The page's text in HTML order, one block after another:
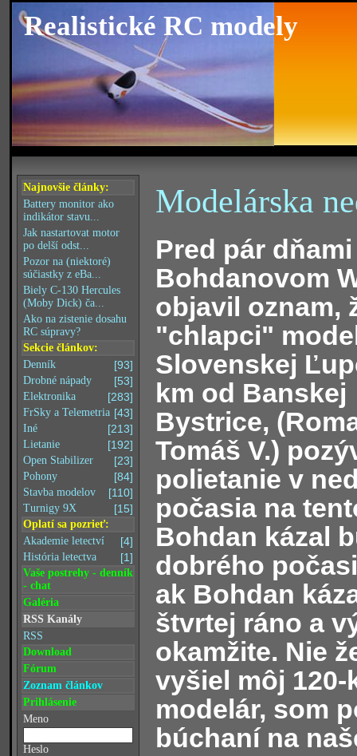
Realistické RC modely
Najnovšie články:
Battery monitor ako
indikátor stavu...
Jak nastartovat motor
po delší odst...
Pozor na (niektoré)
súčiastky z eBa...
Biely C-130 Hercules
(Moby Dick) ča...
Ako na zistenie dosahu
RC súpravy?
Sekcie článkov:
[93]
Denník
[53]
Drobné nápady
[283]
Elektronika
[43]
FrSky a Telemetria
[213]
Iné
[192]
Lietanie
[23]
Open Stabilizer
[84]
Pohony
[110]
Stavba modelov
[15]
Turnigy 9X
Oplatí sa pozrieť:
[4]
Akademie letectví
[1]
História letectva
Vaše postrehy - denník
- chat
Galéria
RSS Kanály
RSS
Download
Fórum
Zoznam článkov
Prihlásenie
Meno
Heslo
Modelárska
Pred pár
Bohdanovom
objavil oznam,
"chlapci"
Slovenskej
km od Banskej
Bystrice,
Tomáš V.)
polietanie v
počasia na
Bohdan kázal
dobrého
ak Bohdan
štvrtej ráno a
okamžite. Nie
vyšiel môj
modelár, som
búchaní na